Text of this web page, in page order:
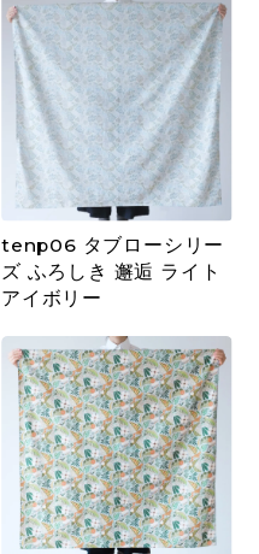
tenp06 タブローシリー
ズ ふろしき 邂逅 ライト
アイボリー